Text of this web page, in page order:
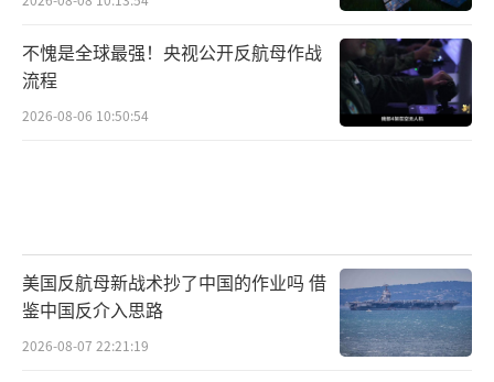
不愧是全球最强！央视公开反航母作战
流程
2026-08-06 10:50:54
美国反航母新战术抄了中国的作业吗 借
鉴中国反介入思路
2026-08-07 22:21:19